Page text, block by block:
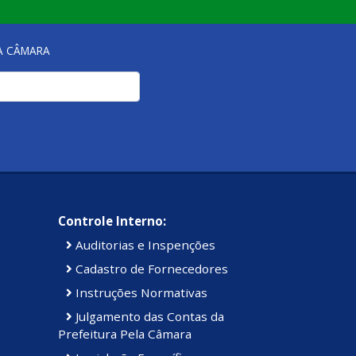
CÂMARA
Controle Interno:
Auditorias e Inspenções
Cadastro de Fornecedores
Instruções Normativas
Julgamento das Contas da
Prefeitura Pela Câmara